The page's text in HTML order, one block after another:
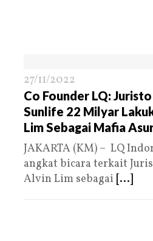
27/11/2022
Co Founder LQ:
Sunlife 22 Milyar
Lim Sebagai Mafia
JAKARTA (KM) – LQ
angkat bicara terkait
Alvin Lim sebagai [...]